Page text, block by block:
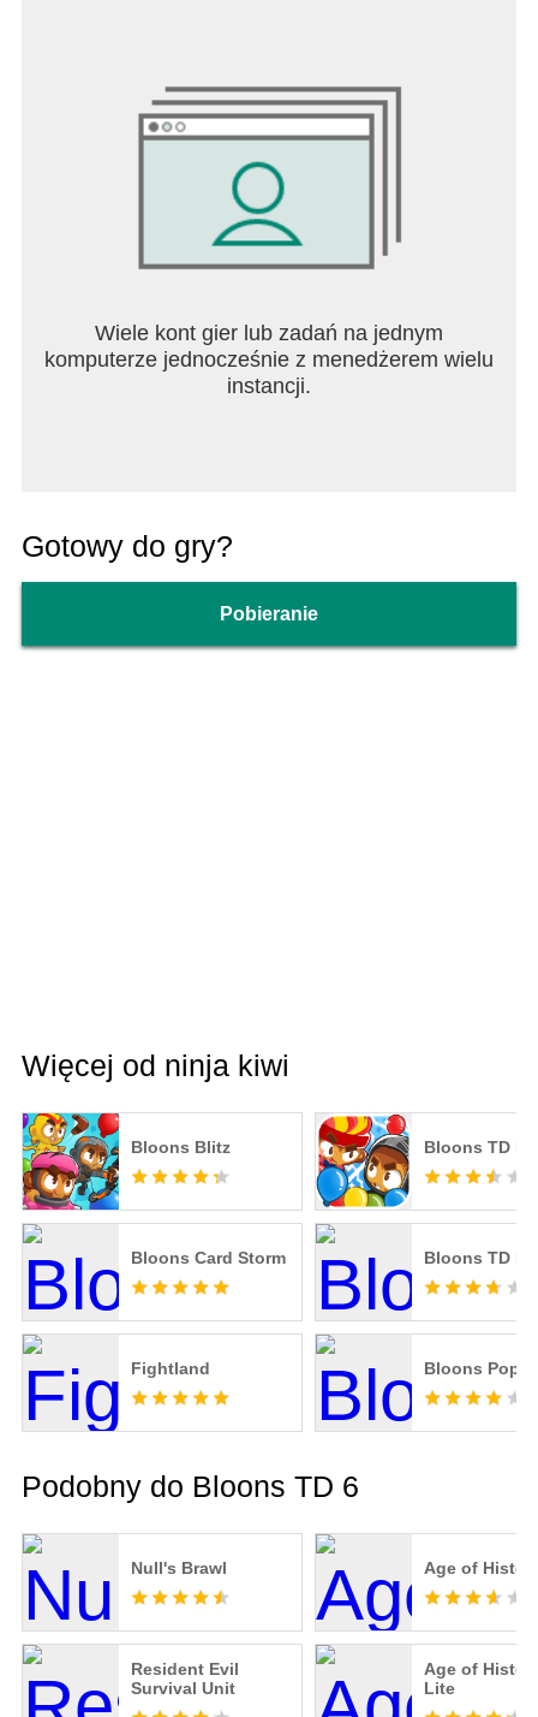
Wiele kont gier lub zadań na jednym
komputerze jednocześnie z menedżerem wielu
instancji.
Gotowy do gry?
Pobieranie
Więcej od ninja kiwi
Bloons Blitz Bloons TD
Bloons Card Storm Bloons TD
Fightland Bloons Pop!
Podobny do Bloons TD 6
Null's Brawl Age of
Resident Evil
Survival Unit
Age of
Lite